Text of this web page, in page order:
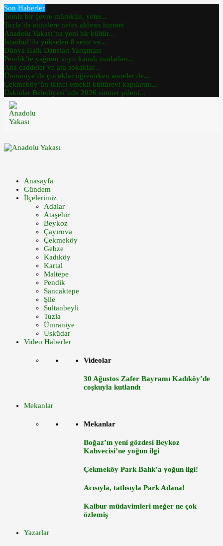
Son Haberler
Temiz bir çevre mümkün, yeter...
Tuzla’da annelere nefes aldıran hizmet
Anadolu Yakası’na yeni bir kültür...
İstanbul’da yükselen 8 semt ve...
Dünya Halk Dansları Yarışması
Pendik’te yağmur suyu kanalı imalatları...
Ana caddeler ve ara sokaklar...
Ümraniye’de çocuklar öğrenirken anneler de...
Çekmeköy’ün ikinci emekli kültürevi kapılarını...
Üsküdar Belediyesi’nde 2026 sünnet şöleni...
Anasayfa
Gündem
İlçelerimiz
Adalar
Ataşehir
Beykoz
Çayırova
Çekmeköy
Gebze
Kadıköy
Kartal
Maltepe
Pendik
Sancaktepe
Şile
Sultanbeyli
Tuzla
Ümraniye
Üsküdar
Video Haberler
Videolar
30 Ağustos Zafer Bayramı Kadıköy’de
coşkuyla kutlandı
Mekanlar
Mekanlar
Boğaz’ın yeni gözdesi Beykoz
Kahvecisi’ne yoğun ilgi
Çekmeköy Park Balık’a yoğun ilgi!
Acısıyla, tatlısıyla Park Adana!
Kalbur müdavimleri meğer ne çok
özlemiş
Yazarlar